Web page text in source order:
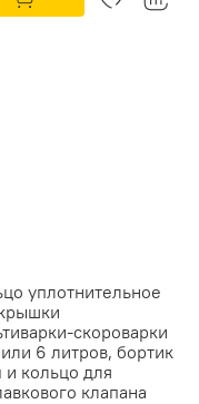
уплотнительное
скороварки
6 литров, бортик
кольцо для
клапана